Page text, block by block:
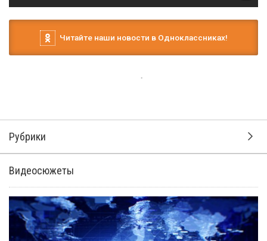
Читайте наши новости в Одноклассниках!
Рубрики
Видеосюжеты